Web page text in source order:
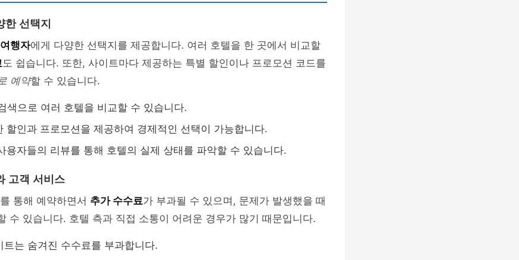
한 선택지
여행자에게 다양한 선택지를 제공합니다. 여러 호텔을 한 곳에서 비교할
도 쉽습니다. 또한, 사이트마다 제공하는 특별 할인이나 프로모션 코드를
예약할 수 있습니다.
색으로 여러 호텔을 비교할 수 있습니다.
할인과 프로모션을 제공하여 경제적인 선택이 가능합니다.
용자들의 리뷰를 통해 호텔의 실제 상태를 파악할 수 있습니다.
고객 서비스
통해 예약하면서 추가 수수료가 부과될 수 있으며, 문제가 발생했을 때
수 있습니다. 호텔 측과 직접 소통이 어려운 경우가 많기 때문입니다.
트는 숨겨진 수수료를 부과합니다.